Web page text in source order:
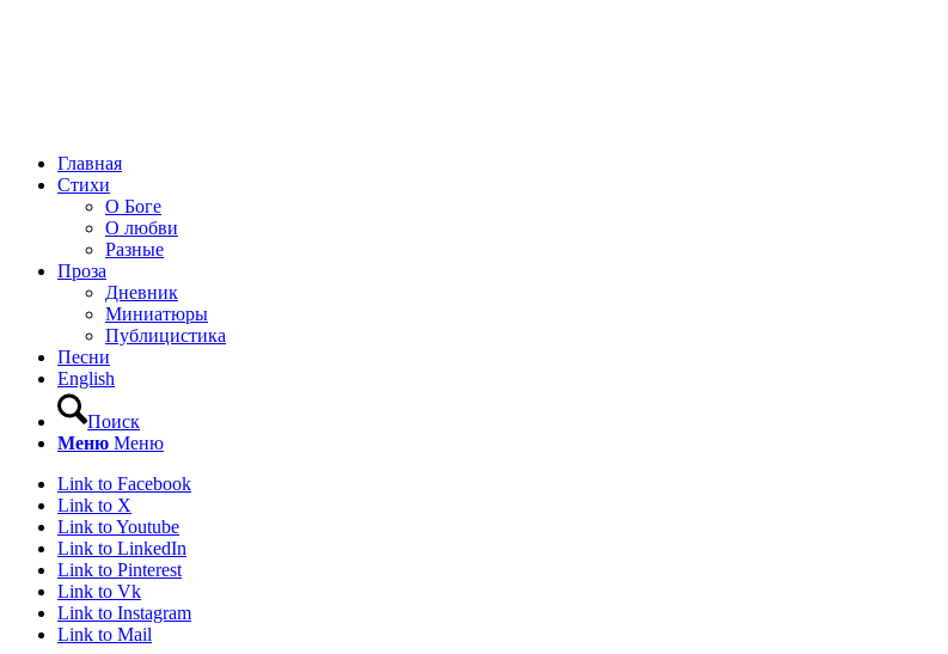
Главная
Стихи
О Боге
О любви
Разные
Проза
Дневник
Миниатюры
Публицистика
Песни
English
Поиск
Меню Меню
Link to Facebook
Link to X
Link to Youtube
Link to LinkedIn
Link to Pinterest
Link to Vk
Link to Instagram
Link to Mail